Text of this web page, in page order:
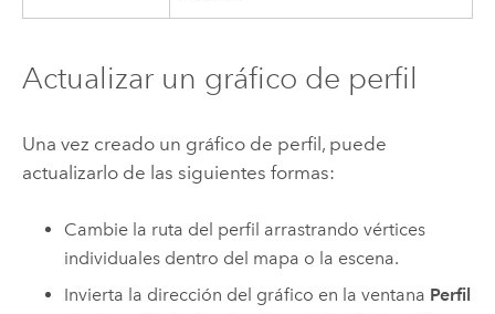
Actualizar un gráfico de perfil
Una vez creado un gráfico de perfil, puede
actualizarlo de las siguientes formas:
Cambie la ruta del perfil arrastrando vértices
individuales dentro del mapa o la escena.
Invierta la dirección del gráfico en la ventana Perfil